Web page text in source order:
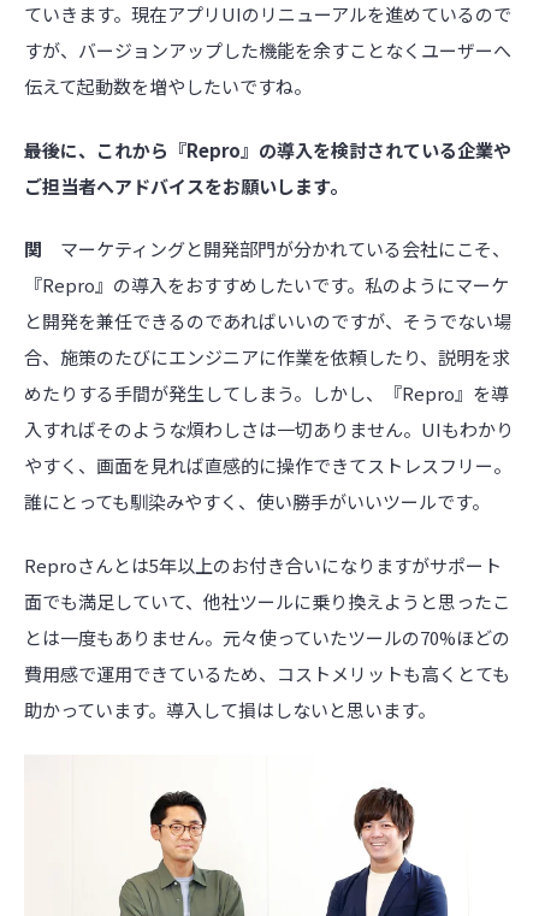
ていきます。現在アプリUIのリニューアルを進めているので
すが、バージョンアップした機能を余すことなくユーザーへ
伝えて起動数を増やしたいですね。
――最後に、これから『Repro』の導入を検討されている企業や
ご担当者へアドバイスをお願いします。
関 マーケティングと開発部門が分かれている会社にこそ、
『Repro』の導入をおすすめしたいです。私のようにマーケ
と開発を兼任できるのであればいいのですが、そうでない場
合、施策のたびにエンジニアに作業を依頼したり、説明を求
めたりする手間が発生してしまう。しかし、『Repro』を導
入すればそのような煩わしさは一切ありません。UIもわかり
やすく、画面を見れば直感的に操作できてストレスフリー。
誰にとっても馴染みやすく、使い勝手がいいツールです。
Reproさんとは5年以上のお付き合いになりますがサポート
面でも満足していて、他社ツールに乗り換えようと思ったこ
とは一度もありません。元々使っていたツールの70%ほどの
費用感で運用できているため、コストメリットも高くとても
助かっています。導入して損はしないと思います。